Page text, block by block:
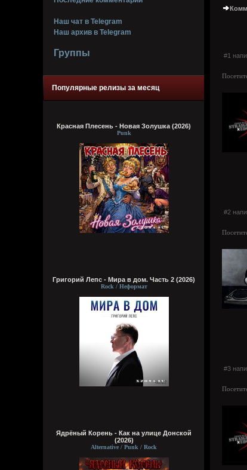
Наш чат в Telegram
Наш архив в Telegram
Группы
Популярные релизы за месяц
Красная Плесень - Новая Золушка (2026)
Punk
Григорий Лепс - Мира в дом. Часть 2 (2026)
Rock / Неформат
Ядрёный Корень - Как на улице Донской
(2026)
Alternative / Punk / Rock
#1
#2
#3